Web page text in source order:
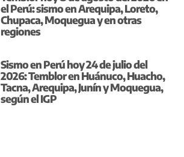
el Perú: sismo en Arequipa, Loreto,
Chupaca, Moquegua y en otras
regiones
Sismo en Perú hoy 24 de julio del
2026: Temblor en Huánuco, Huacho,
Tacna, Arequipa, Junín y Moquegua,
según el IGP